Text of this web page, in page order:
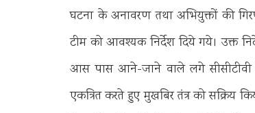
घटना के अनावरण तथा अभियुक्तों की
टीम को आवश्यक निर्देश दिये गये। उक्त
आस पास आने-जाने वाले लगे सीसीटीवी
एकत्रित करते हुए मुखबिर तंत्र को सक्रिय